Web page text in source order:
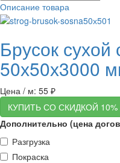
Описание товара
Брусок
50х50х3000
Цена / м: 55 ₽
КУПИТЬ СО СКИДКОЙ 10%
Дополнительно (цена
Разгрузка
Покраска